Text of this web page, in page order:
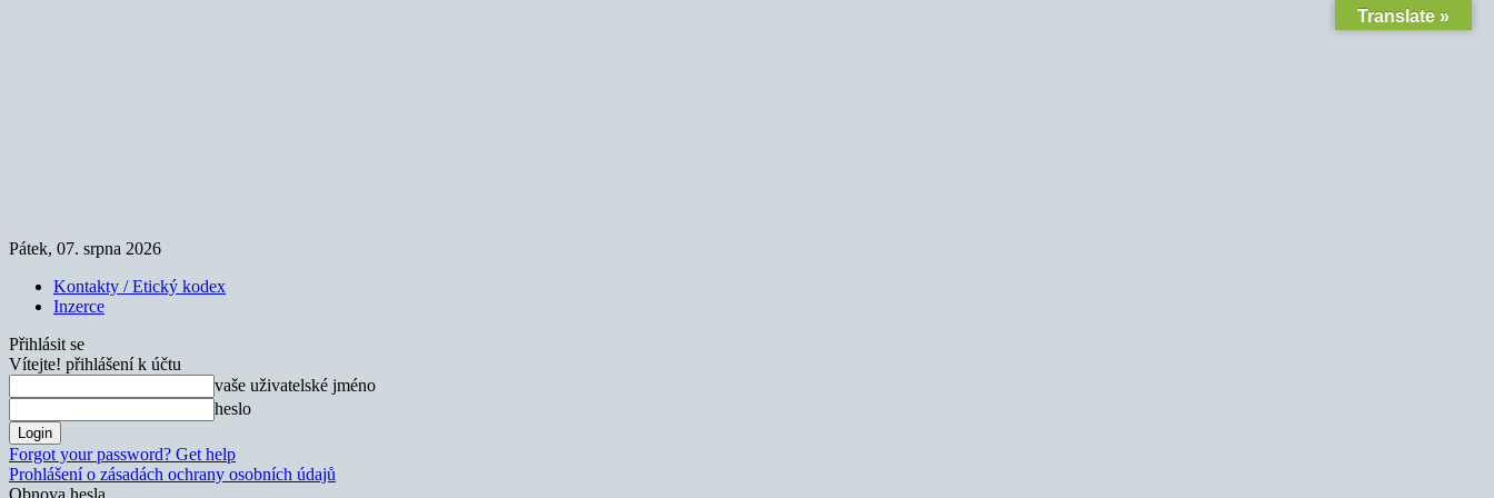
Pátek, 07. srpna 2026
Kontakty / Etický kodex
Inzerce
Přihlásit se
Vítejte! přihlášení k účtu
vaše uživatelské jméno
heslo
Forgot your password? Get help
Prohlášení o zásadách ochrany osobních údajů
Obnova hesla
Translate »